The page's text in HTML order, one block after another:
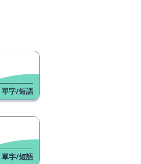
單字/短語
單字/短語